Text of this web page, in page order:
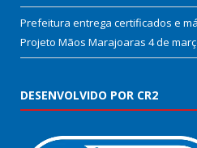
Prefeitura entrega certificados e
Projeto Mãos Marajoaras 4 de
DESENVOLVIDO POR CR2